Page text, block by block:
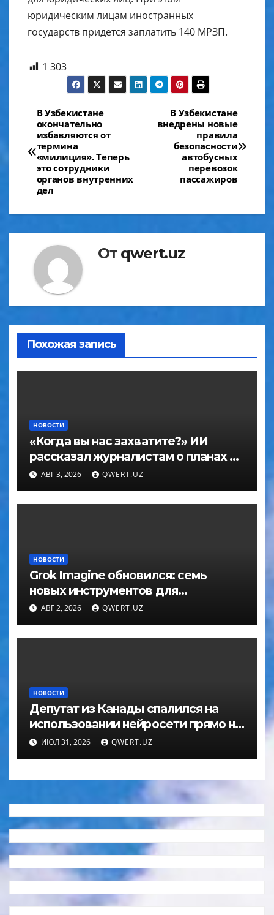
юридическим лицам иностранных
государств придется заплатить 140 МРЗП.
1 303
Навигация
по
записям
В Узбекистане
внедрены новые
правила
безопасности
автобусных
перевозок
пассажиров
В Узбекистане
окончательно
избавляются от
термина
«милиция». Теперь
это сотрудники
органов внутренних
дел
От qwert.uz
Похожая запись
НОВОСТИ
«Когда вы нас захватите?» ИИ
рассказал журналистам о планах по
покорению мира в большом
АВГ 3, 2026 QWERT.UZ
НОВОСТИ
Grok Imagine обновился: семь
новых инструментов для
редактирования фото
АВГ 2, 2026 QWERT.UZ
НОВОСТИ
Депутат из Канады спалился на
использовании нейросети прямо на
заседании
ИЮЛ 31, 2026 QWERT.UZ